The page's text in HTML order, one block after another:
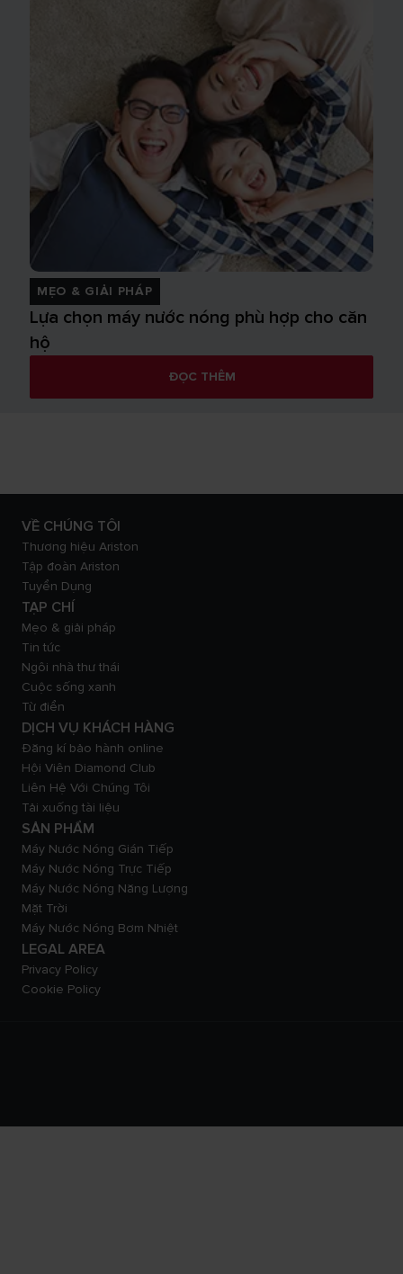
MẸO & GIẢI PHÁP
Lựa chọn máy nước nóng phù hợp cho căn
hộ
ĐỌC THÊM
VỀ CHÚNG TÔI
Thương hiệu Ariston
Tập đoàn Ariston
Tuyển Dụng
TẠP CHÍ
Mẹo & giải pháp
Tin tức
Ngôi nhà thư thái
Cuộc sống xanh
Từ điển
DỊCH VỤ KHÁCH HÀNG
Đăng kí bảo hành online
Hội Viên Diamond Club
Liên Hệ Với Chúng Tôi
Tải xuống tài liệu
SẢN PHẨM
Máy Nước Nóng Gián Tiếp
Máy Nước Nóng Trực Tiếp
Máy Nước Nóng Năng Lượng
Mặt Trời
Máy Nước Nóng Bơm Nhiệt
LEGAL AREA
Privacy Policy
Cookie Policy